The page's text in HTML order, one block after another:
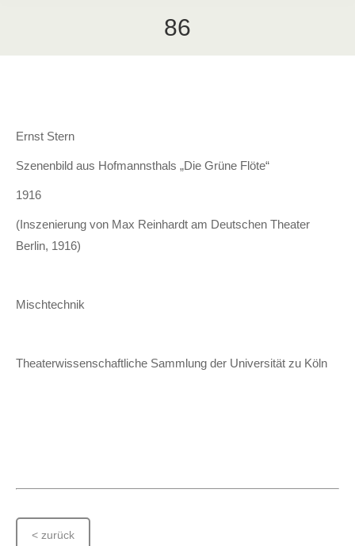
86
Ernst Stern
Szenenbild aus Hofmannsthals „Die Grüne Flöte“
1916
(Inszenierung von Max Reinhardt am Deutschen Theater
Berlin, 1916)
Mischtechnik
Theaterwissenschaftliche Sammlung der Universität zu Köln
< zurück